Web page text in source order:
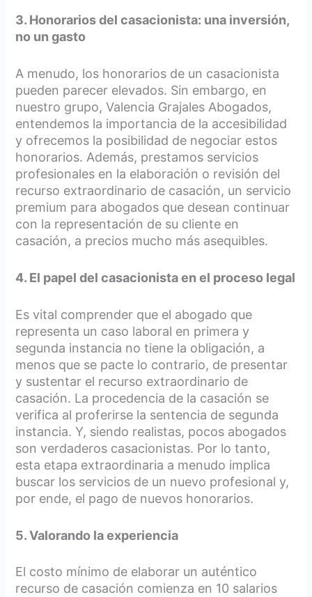
3. Honorarios del casacionista: una inversión,
no un gasto
A menudo, los honorarios de un casacionista
pueden parecer elevados. Sin embargo, en
nuestro grupo, Valencia Grajales Abogados,
entendemos la importancia de la accesibilidad
y ofrecemos la posibilidad de negociar estos
honorarios. Además, prestamos servicios
profesionales en la elaboración o revisión del
recurso extraordinario de casación, un servicio
premium para abogados que desean continuar
con la representación de su cliente en
casación, a precios mucho más asequibles.
4. El papel del casacionista en el proceso legal
Es vital comprender que el abogado que
representa un caso laboral en primera y
segunda instancia no tiene la obligación, a
menos que se pacte lo contrario, de presentar
y sustentar el recurso extraordinario de
casación. La procedencia de la casación se
verifica al proferirse la sentencia de segunda
instancia. Y, siendo realistas, pocos abogados
son verdaderos casacionistas. Por lo tanto,
esta etapa extraordinaria a menudo implica
buscar los servicios de un nuevo profesional y,
por ende, el pago de nuevos honorarios.
5. Valorando la experiencia
El costo mínimo de elaborar un auténtico
recurso de casación comienza en 10 salarios